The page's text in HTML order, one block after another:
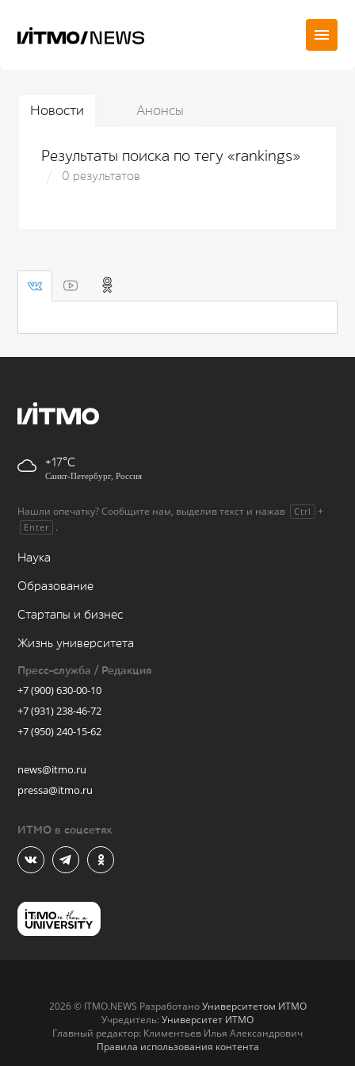
Новости Анонсы
Результаты поиска по тегу «rankings»
0 результатов
+17
Санкт-Петербург, Россия
Нашли опечатку? Сообщите нам, выделив текст и нажав Ctrl +
Enter .
Наука
Образование
Стартапы и бизнес
Жизнь университета
Пресс-служба / Редакция
+7 (900) 630-00-10
+7 (931) 238-46-72
+7 (950) 240-15-62
news@itmo.ru
pressa@itmo.ru
ИТМО в соцсетях
2026 © ITMO.NEWS РазработаноУниверситетом ИТМО
Учредитель: Университет ИТМО
Главный редактор: Климентьев Илья Александрович
Правила использования контента